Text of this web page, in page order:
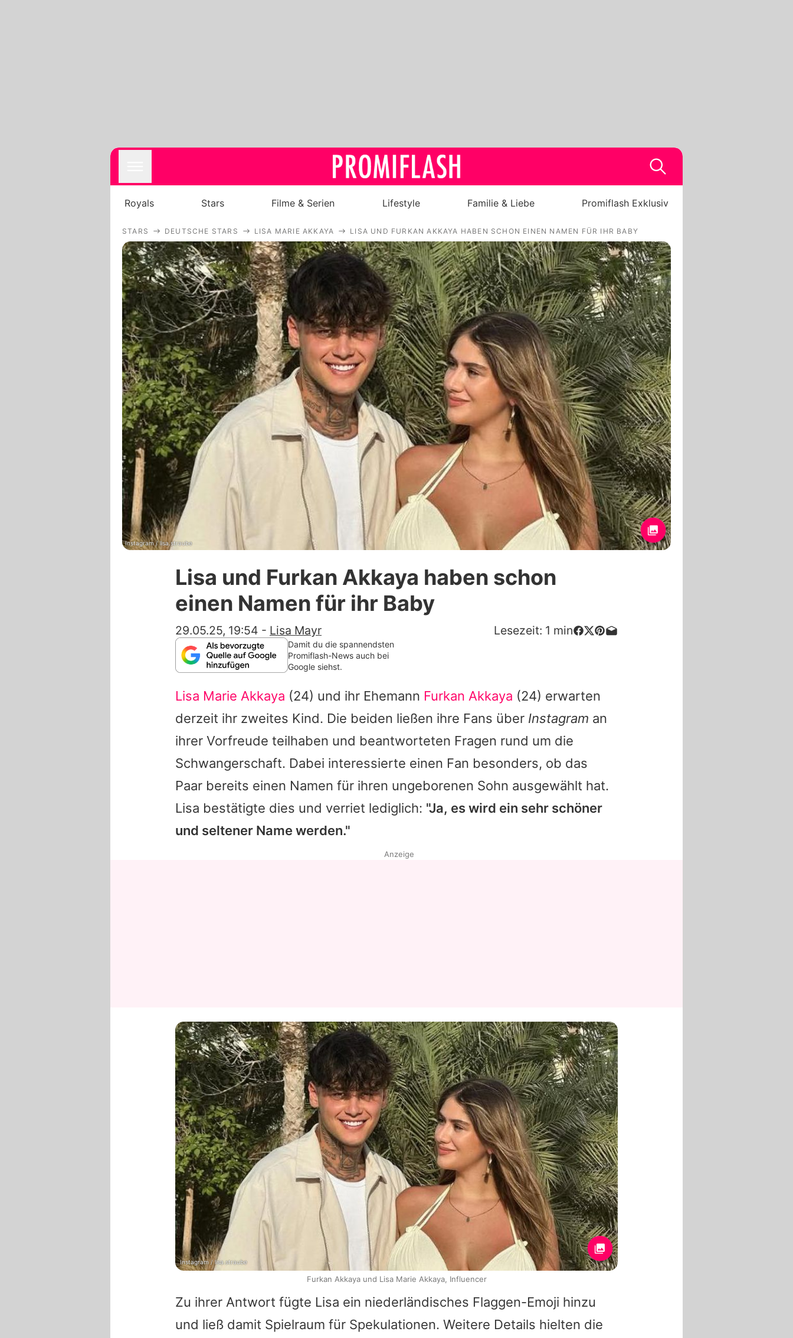
Royals
Stars
Filme & Serien
Lifestyle
Familie & Liebe
Promiflash Exklusiv
Alle Themen auf Promiflash
Jobs
App runterladen
Team
Redaktionelle Richtlinien
Impressum
Datenschutzerklärung
Nutzungsbedingungen
Utiq verwalten
Royals Stars Filme & Serien Lifestyle Familie & Liebe Promiflash Exklusiv
STARS DEUTSCHE STARS LISA MARIE AKKAYA LISA UND FURKAN AKKAYA HABEN SCHON EINEN NAMEN FÜR IHR BABY
Instagram / lisa.straube
Lisa und Furkan Akkaya haben schon
einen Namen für ihr Baby
29.05.25, 19:54 - Lisa Mayr Lesezeit: 1 min
Damit du die spannendsten
Promiflash-News auch bei
Google siehst.
Lisa Marie Akkaya (24) und ihr Ehemann Furkan Akkaya (24) erwarten
derzeit ihr zweites Kind. Die beiden ließen ihre Fans über Instagram an
ihrer Vorfreude teilhaben und beantworteten Fragen rund um die
Schwangerschaft. Dabei interessierte einen Fan besonders, ob das
Paar bereits einen Namen für ihren ungeborenen Sohn ausgewählt hat.
Lisa bestätigte dies und verriet lediglich: "Ja, es wird ein sehr schöner
und seltener Name werden."
Zu ihrer Antwort fügte Lisa ein niederländisches Flaggen-Emoji hinzu
und ließ damit Spielraum für Spekulationen. Weitere Details hielten die
Anzeige
Instagram / lisa.straube
Furkan Akkaya und Lisa Marie Akkaya, Influencer